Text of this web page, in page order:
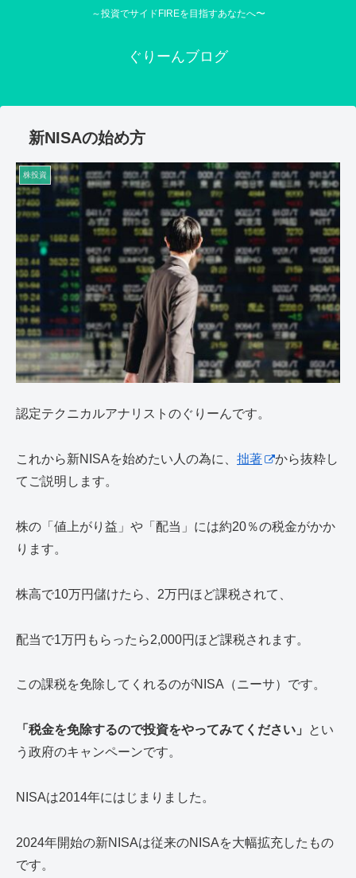
～投資でサイドFIREを目指すあなたへ〜
ぐりーんブログ
新NISAの始め方
株投資
認定テクニカルアナリストのぐりーんです。
これから新NISAを始めたい人の為に、 拙著
から抜粋し
てご説明します。
株の「値上がり益」や「配当」には約20％の税金がかか
ります。
株高で10万円儲けたら、2万円ほど課税されて、
配当で1万円もらったら2,000円ほど課税されます。
この課税を免除してくれるのがNISA（ニーサ）です。
「税金を免除するので投資をやってみてください」
とい
う政府のキャンペーンです。
NISAは2014年にはじまりました。
2024年開始の新NISAは従来のNISAを大幅拡充したもの
です。